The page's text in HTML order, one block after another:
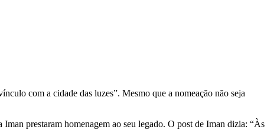
com a cidade das luzes”. Mesmo que a nomeação não seja
prestaram homenagem ao seu legado. O post de Iman dizia: “Às